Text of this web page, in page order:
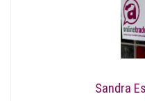
Sandra